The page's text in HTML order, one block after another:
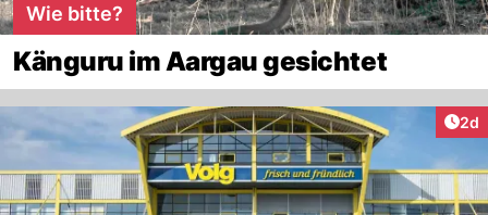
Wie bitte?
Känguru im Aargau gesichtet
2d